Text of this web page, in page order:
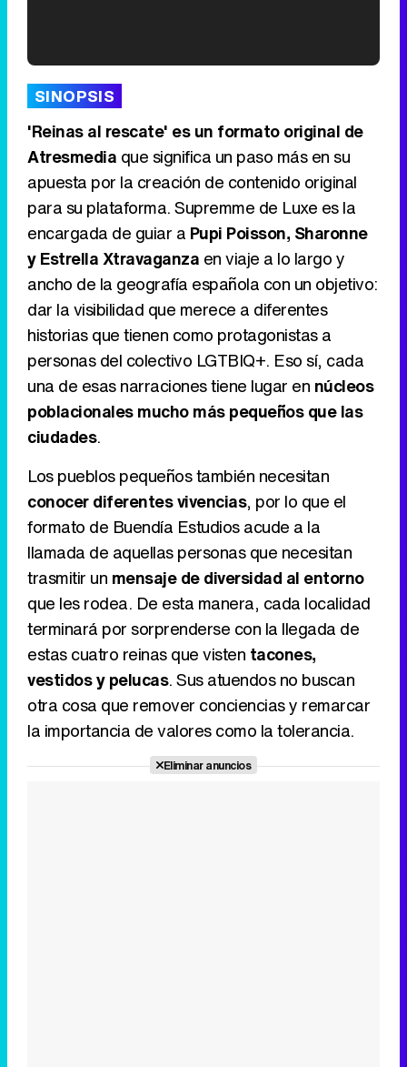
Tráiler de '33 días', la nueva serie de Atresplayer con Julián Villagrán y José Manuel Poga
Tráiler en catalán de 'Ravalear', la nueva serie de HBO Max sobre los fondos buitre
Tráiler de la tercera temporada de 'The Walking Dead: Dead City' de AMC+
SINOPSIS
'Reinas al rescate' es un formato original de
Atresmedia que significa un paso más en su
apuesta por la creación de contenido original
para su plataforma. Supremme de Luxe es la
encargada de guiar a Pupi Poisson, Sharonne
y Estrella Xtravaganza en viaje a lo largo y
ancho de la geografía española con un objetivo:
dar la visibilidad que merece a diferentes
historias que tienen como protagonistas a
personas del colectivo LGTBIQ+. Eso sí, cada
una de esas narraciones tiene lugar en núcleos
poblacionales mucho más pequeños que las
ciudades.
Los pueblos pequeños también necesitan
conocer diferentes vivencias, por lo que el
formato de Buendía Estudios acude a la
llamada de aquellas personas que necesitan
trasmitir un mensaje de diversidad al entorno
que les rodea. De esta manera, cada localidad
terminará por sorprenderse con la llegada de
estas cuatro reinas que visten tacones,
vestidos y pelucas. Sus atuendos no buscan
otra cosa que remover conciencias y remarcar
la importancia de valores como la tolerancia.
Eliminar anuncios